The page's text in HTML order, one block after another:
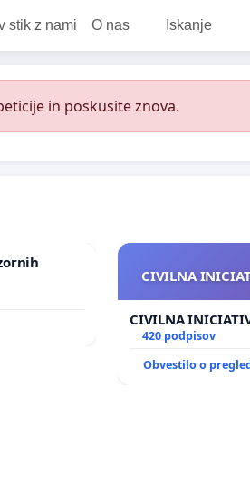
stik z nami O nas Iskanje
in poskusite znova.
CIVILNA
CIVILNA
420 podpisov
Obvestilo o